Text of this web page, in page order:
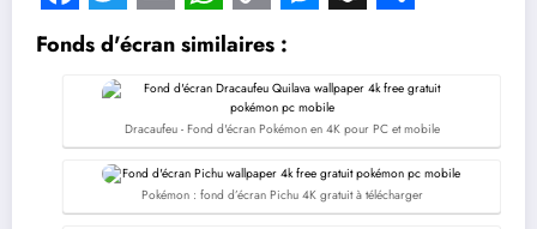
Facebook
Twitter
EmailWhatsApp
Copy
Link
Messenger
Fonds d'écran similaires :
Dracaufeu - Fond d'écran Pokémon en 4K pour PC et mobile
Pokémon : fond d’écran Pichu 4K gratuit à télécharger